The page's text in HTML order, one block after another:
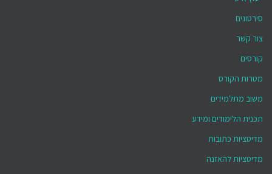
סירטונים
צור קשר
קורסים
מטרות הקורס
משוב מתלמידים
תכנית הלימודים ומידע
מדיטציות כתובות
מדיטציות להאזנה